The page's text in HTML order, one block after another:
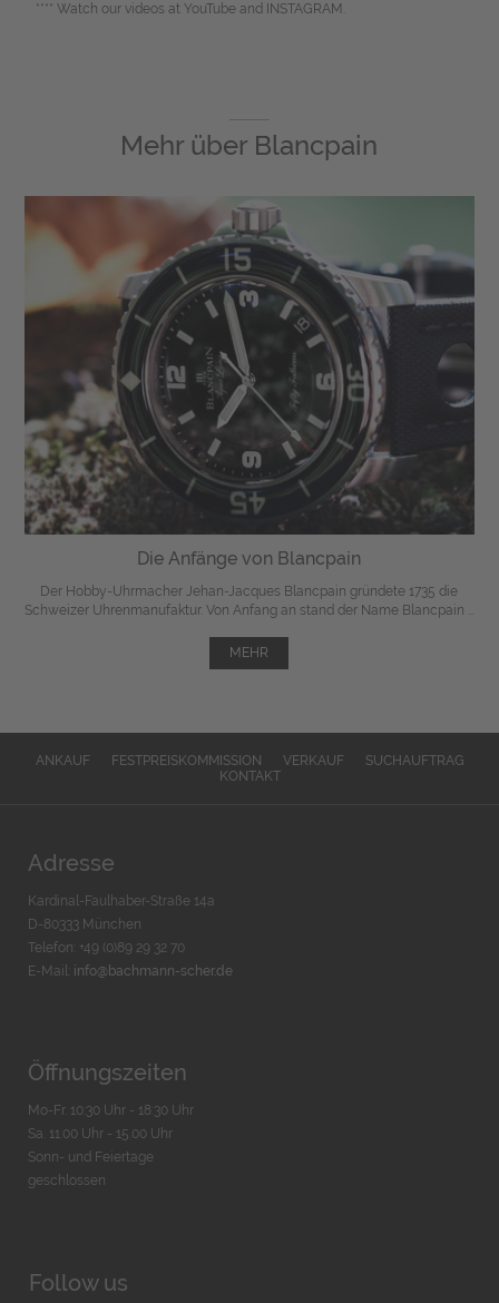
**** Watch our videos at YouTube and INSTAGRAM.
Mehr über Blancpain
Die Anfänge von Blancpain
Der Hobby-Uhrmacher Jehan-Jacques Blancpain gründete 1735 die
Schweizer Uhrenmanufaktur. Von Anfang an stand der Name Blancpain ...
MEHR
ANKAUF FESTPREISKOMMISSION VERKAUF
SUCHAUFTRAG
KONTAKT
Adresse
Kardinal-Faulhaber-Straße 14a
D-80333 München
Telefon: +49 (0)89 29 32 70
E-Mail: info@bachmann-scher.de
Öffnungszeiten
Mo-Fr. 10:30 Uhr - 18:30 Uhr
Sa. 11:00 Uhr - 15.00 Uhr
Sonn- und Feiertage
geschlossen
Follow us